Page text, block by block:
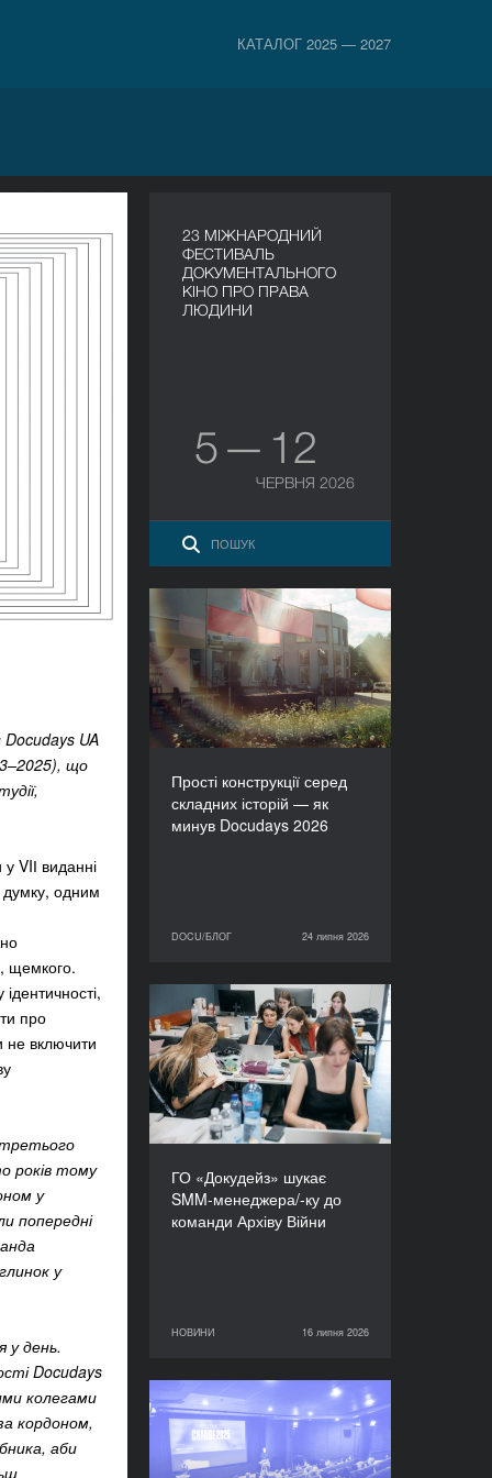
КАТАЛОГ 2025 — 2027
UA
що
VIІ виданні
думку, одним
щемкого.
про
не включити
років тому
у
попередні
у
у день.
Docudays
колегами
кордоном,
аби
23 МІЖНАРОДНИЙ
ФЕСТИВАЛЬ
ДОКУМЕНТАЛЬНОГО
КІНО ПРО ПРАВА
ЛЮДИНИ
5 — 12
ЧЕРВНЯ 2026
Прості конструкції серед
складних історій — як
минув Docudays 2026
DOCU/БЛОГ 24 липня 2026
Прості конструкції серед
складних історій — як
минув Docudays 2026
DOCU/БЛОГ
24 липня 2026
ГО «Докудейз» шукає
SMM-менеджера/-ку до
команди Архіву Війни
НОВИНИ 16 липня 2026
ГО «Докудейз» шукає
SMM-менеджера/-ку до
команди Архіву Війни
НОВИНИ
16 липня 2026
Відкрито прийом заявок:
CHANGE - курс із
копродукції 2026–2027